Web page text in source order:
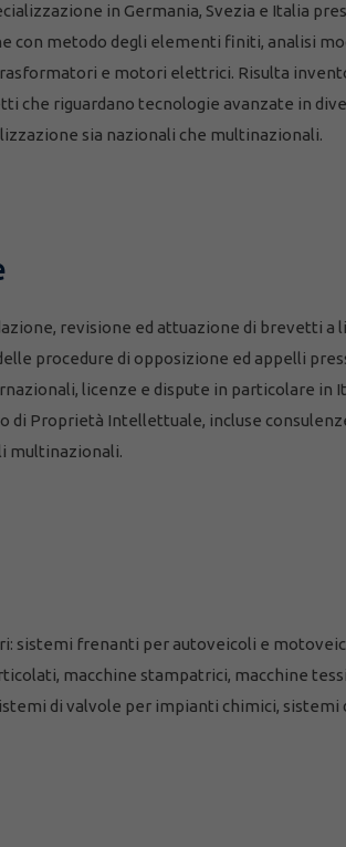
in Germania, Svezia e Italia
con metodo degli elementi finiti, analisi
e motori elettrici. Risulta
che riguardano tecnologie avanzate in
sia nazionali che multinazionali.
revisione ed attuazione di brevetti
procedure di opposizione ed appelli
licenze e dispute in particolare in
Proprietà Intellettuale, incluse
multinazionali.
sistemi frenanti per autoveicoli e
macchine stampatrici, macchine
di valvole per impianti chimici,